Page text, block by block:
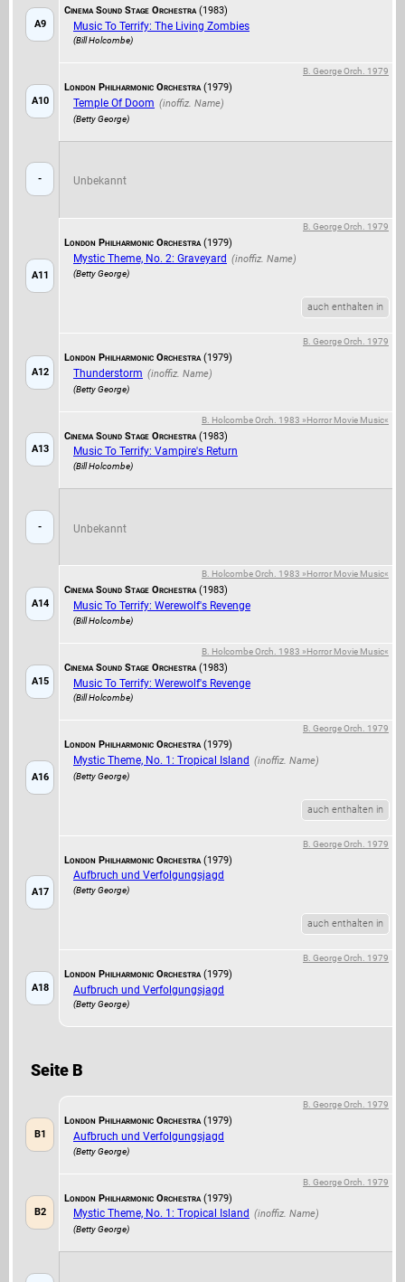
A9
Cinema Sound Stage Orchestra(1983)
Music To Terrify: The Living Zombies
(Bill Holcombe)
A10
B. George Orch. 1979
London Philharmonic Orchestra(1979)
Temple Of Doom
(Betty George)
- Unbekannt
A11
B. George Orch. 1979
London Philharmonic Orchestra(1979)
Mystic Theme, No. 2: Graveyard
(Betty George)
auch enthalten in
A12
B. George Orch. 1979
London Philharmonic Orchestra(1979)
Thunderstorm
(Betty George)
A13
B. Holcombe Orch. 1983 »Horror Movie Music«
Cinema Sound Stage Orchestra(1983)
Music To Terrify: Vampire's Return
(Bill Holcombe)
- Unbekannt
A14
B. Holcombe Orch. 1983 »Horror Movie Music«
Cinema Sound Stage Orchestra(1983)
Music To Terrify: Werewolf's Revenge
(Bill Holcombe)
A15
B. Holcombe Orch. 1983 »Horror Movie Music«
Cinema Sound Stage Orchestra(1983)
Music To Terrify: Werewolf's Revenge
(Bill Holcombe)
A16
B. George Orch. 1979
London Philharmonic Orchestra(1979)
Mystic Theme, No. 1: Tropical Island
(Betty George)
auch enthalten in
A17
B. George Orch. 1979
London Philharmonic Orchestra (1979)
Aufbruch und Verfolgungsjagd
(Betty George)
auch enthalten in
A18
B. George Orch. 1979
London Philharmonic Orchestra(1979)
Aufbruch und Verfolgungsjagd
(Betty George)
Seite B
B1
B. George Orch. 1979
London Philharmonic Orchestra(1979)
Aufbruch und Verfolgungsjagd
(Betty George)
B2
B. George Orch. 1979
London Philharmonic Orchestra(1979)
Mystic Theme, No. 1: Tropical Island
(Betty George)